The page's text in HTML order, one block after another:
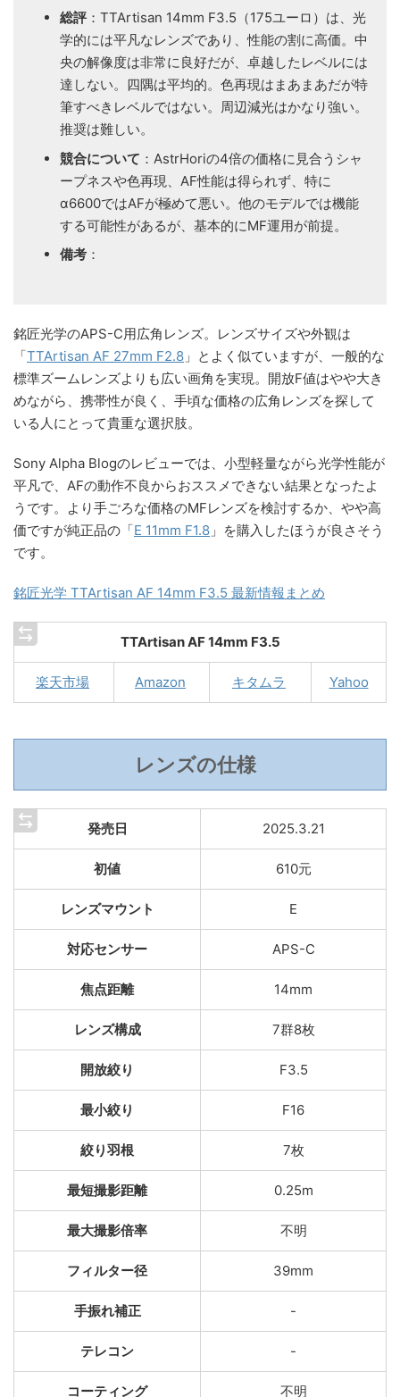
総評：TTArtisan 14mm F3.5（175ユーロ）は、光
学的には平凡なレンズであり、性能の割に高価。中
央の解像度は非常に良好だが、卓越したレベルには
達しない。四隅は平均的。色再現はまあまあだが特
筆すべきレベルではない。周辺減光はかなり強い。
推奨は難しい。
競合について ：AstrHoriの4倍の価格に見合うシャ
ープネスや色再現、AF性能は得られず、特に
α6600ではAFが極めて悪い。他のモデルでは機能
する可能性があるが、基本的にMF運用が前提。
備考 ：
銘匠光学のAPS-C用広角レンズ。レンズサイズや外観は
「TTArtisan AF 27mm F2.8 」とよく似ていますが、一般的な
標準ズームレンズよりも広い画角を実現。開放F値はやや大き
めながら、携帯性が良く、手頃な価格の広角レンズを探して
いる人にとって貴重な選択肢。
Sony Alpha Blogのレビューでは、小型軽量ながら光学性能が
平凡で、AFの動作不良からおススメできない結果となったよ
うです。より手ごろな価格のMFレンズを検討するか、やや高
価ですが純正品の「E 11mm F1.8 」を購入したほうが良さそう
です。
銘匠光学 TTArtisan AF 14mm F3.5 最新情報まとめ
TTArtisan AF 14mm F3.5
楽天市場 Amazon キタムラ Yahoo
レンズの仕様
発売日 2025.3.21
初値 610元
レンズマウント E
対応センサー APS-C
焦点距離 14mm
レンズ構成 7群8枚
開放絞り F3.5
最小絞り F16
絞り羽根 7枚
最短撮影距離 0.25m
最大撮影倍率 不明
フィルター径 39mm
手振れ補正 -
テレコン -
コーティング 不明